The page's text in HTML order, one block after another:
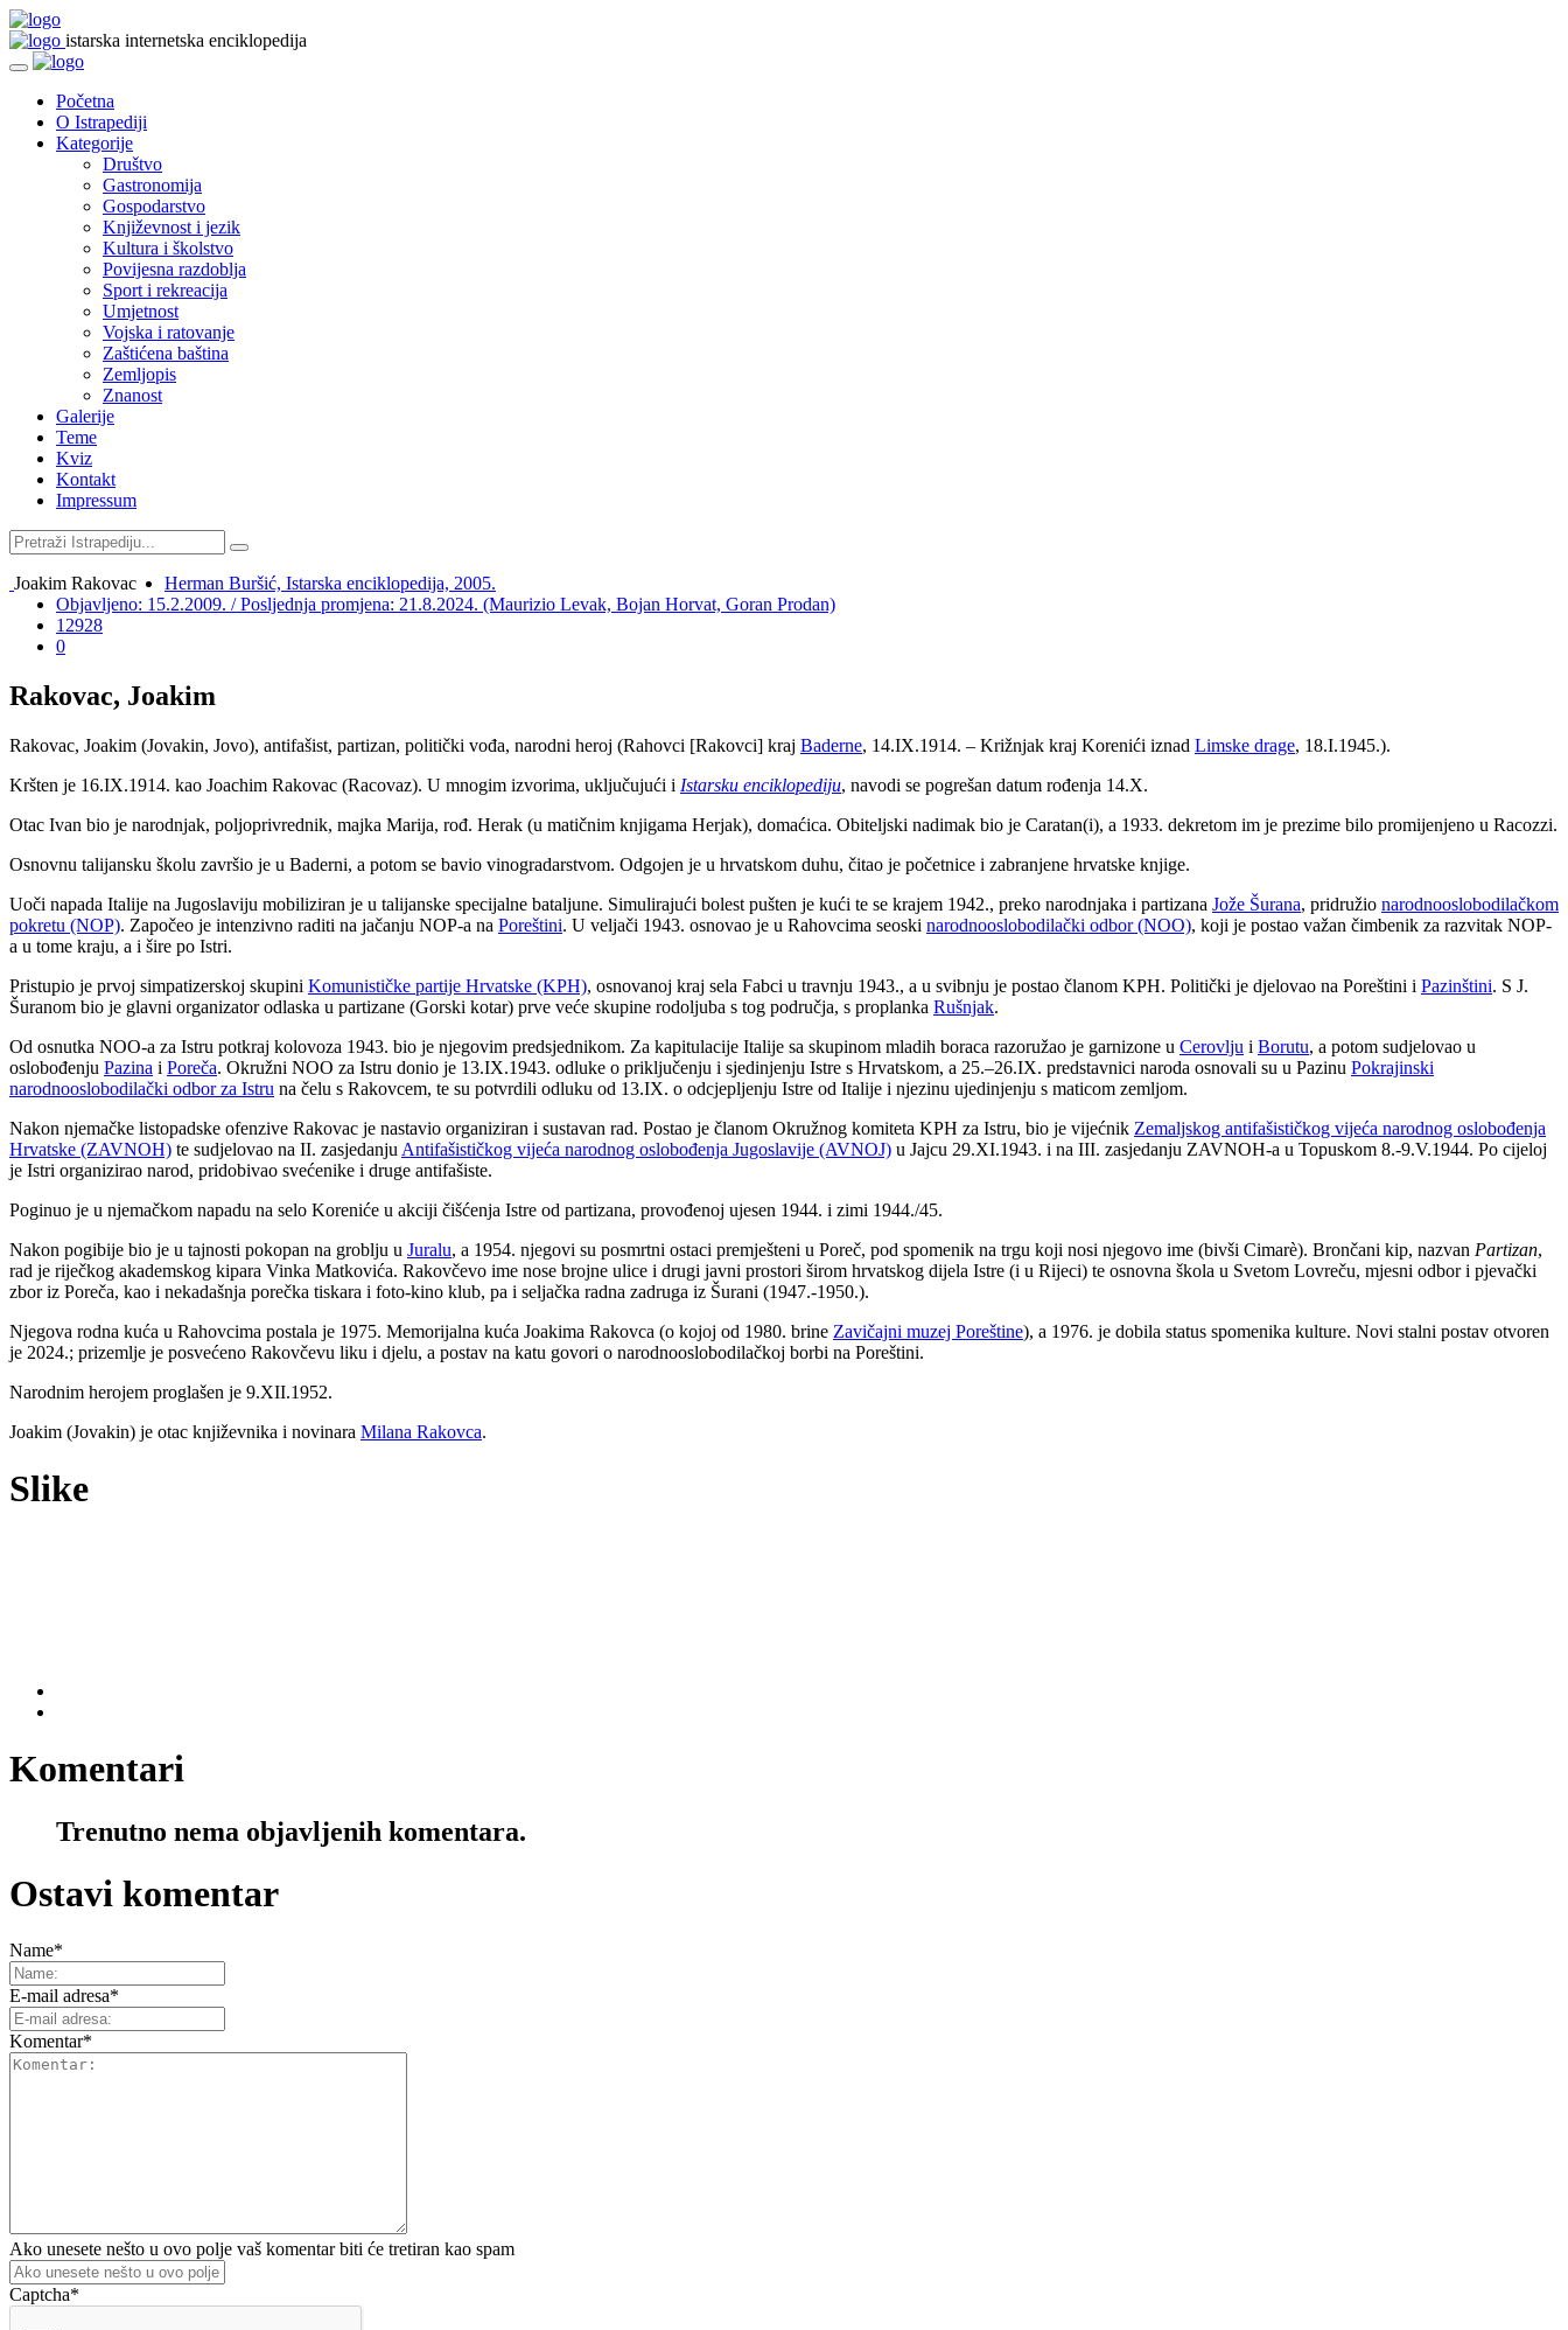
istarska internetska enciklopedija
Početna
O Istrapediji
Kategorije
Društvo
Gastronomija
Gospodarstvo
Književnost i jezik
Kultura i školstvo
Povijesna razdoblja
Sport i rekreacija
Umjetnost
Vojska i ratovanje
Zaštićena baština
Zemljopis
Znanost
Galerije
Teme
Kviz
Kontakt
Impressum
Joakim Rakovac
Herman Buršić, Istarska enciklopedija, 2005.
Objavljeno: 15.2.2009. / Posljednja promjena: 21.8.2024. (Maurizio Levak, Bojan Horvat, Goran Prodan)
12928
0
Rakovac, Joakim
Rakovac, Joakim (Jovakin, Jovo), antifašist, partizan, politički vođa, narodni heroj (Rahovci [Rakovci] kraj Baderne, 14.IX.1914. – Križnjak kraj Korenići iznad Limske drage, 18.I.1945.).
Kršten je 16.IX.1914. kao Joachim Rakovac (Racovaz). U mnogim izvorima, uključujući i Istarsku enciklopediju, navodi se pogrešan datum rođenja 14.X.
Otac Ivan bio je narodnjak, poljoprivrednik, majka Marija, rođ. Herak (u matičnim knjigama Herjak), domaćica. Obiteljski nadimak bio je Caratan(i), a 1933. dekretom im je prezime bilo promijenjeno u Racozzi.
Osnovnu talijansku školu završio je u Baderni, a potom se bavio vinogradarstvom. Odgojen je u hrvatskom duhu, čitao je početnice i zabranjene hrvatske knjige.
Uoči napada Italije na Jugoslaviju mobiliziran je u talijanske specijalne bataljune. Simulirajući bolest pušten je kući te se krajem 1942., preko narodnjaka i partizana Jože Šurana, pridružio narodnooslobodilačkom
pokretu (NOP). Započeo je intenzivno raditi na jačanju NOP-a na Poreštini. U veljači 1943. osnovao je u Rahovcima seoski narodnooslobodilački odbor (NOO), koji je postao važan čimbenik za razvitak NOP-
a u tome kraju, a i šire po Istri.
Pristupio je prvoj simpatizerskoj skupini Komunističke partije Hrvatske (KPH), osnovanoj kraj sela Fabci u travnju 1943., a u svibnju je postao članom KPH. Politički je djelovao na Poreštini i Pazinštini. S J.
Šuranom bio je glavni organizator odlaska u partizane (Gorski kotar) prve veće skupine rodoljuba s tog područja, s proplanka Rušnjak.
Od osnutka NOO-a za Istru potkraj kolovoza 1943. bio je njegovim predsjednikom. Za kapitulacije Italije sa skupinom mladih boraca razoružao je garnizone u Cerovlju i Borutu, a potom sudjelovao u
oslobođenju Pazina i Poreča. Okružni NOO za Istru donio je 13.IX.1943. odluke o priključenju i sjedinjenju Istre s Hrvatskom, a 25.–26.IX. predstavnici naroda osnovali su u Pazinu Pokrajinski
narodnooslobodilački odbor za Istru na čelu s Rakovcem, te su potvrdili odluku od 13.IX. o odcjepljenju Istre od Italije i njezinu ujedinjenju s maticom zemljom.
Nakon njemačke listopadske ofenzive Rakovac je nastavio organiziran i sustavan rad. Postao je članom Okružnog komiteta KPH za Istru, bio je vijećnik Zemaljskog antifašističkog vijeća narodnog oslobođenja
Hrvatske (ZAVNOH) te sudjelovao na II. zasjedanju Antifašističkog vijeća narodnog oslobođenja Jugoslavije (AVNOJ) u Jajcu 29.XI.1943. i na III. zasjedanju ZAVNOH-a u Topuskom 8.-9.V.1944. Po cijeloj
je Istri organizirao narod, pridobivao svećenike i druge antifašiste.
Poginuo je u njemačkom napadu na selo Koreniće u akciji čišćenja Istre od partizana, provođenoj ujesen 1944. i zimi 1944./45.
Nakon pogibije bio je u tajnosti pokopan na groblju u Juralu, a 1954. njegovi su posmrtni ostaci premješteni u Poreč, pod spomenik na trgu koji nosi njegovo ime (bivši Cimarè). Brončani kip, nazvan Partizan,
rad je riječkog akademskog kipara Vinka Matkovića. Rakovčevo ime nose brojne ulice i drugi javni prostori širom hrvatskog dijela Istre (i u Rijeci) te osnovna škola u Svetom Lovreču, mjesni odbor i pjevački
zbor iz Poreča, kao i nekadašnja porečka tiskara i foto-kino klub, pa i seljačka radna zadruga iz Šurani (1947.-1950.).
Njegova rodna kuća u Rahovcima postala je 1975. Memorijalna kuća Joakima Rakovca (o kojoj od 1980. brine Zavičajni muzej Poreštine), a 1976. je dobila status spomenika kulture. Novi stalni postav otvoren
je 2024.; prizemlje je posvećeno Rakovčevu liku i djelu, a postav na katu govori o narodnooslobodilačkoj borbi na Poreštini.
Narodnim herojem proglašen je 9.XII.1952.
Joakim (Jovakin) je otac književnika i novinara Milana Rakovca.
Slike
Komentari
Trenutno nema objavljenih komentara.
Ostavi komentar
Name*
E-mail adresa*
Komentar*
Ako unesete nešto u ovo polje vaš komentar biti će tretiran kao spam
Captcha*